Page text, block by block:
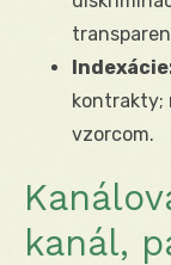
kontrakty;
vzorcom.
kanál,